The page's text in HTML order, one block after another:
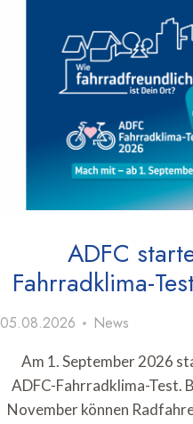
ADFC
Fahrradklima-
05.08.2026 News
Am 1. September 2026
ADFC-Fahrradklima-Test.
November können